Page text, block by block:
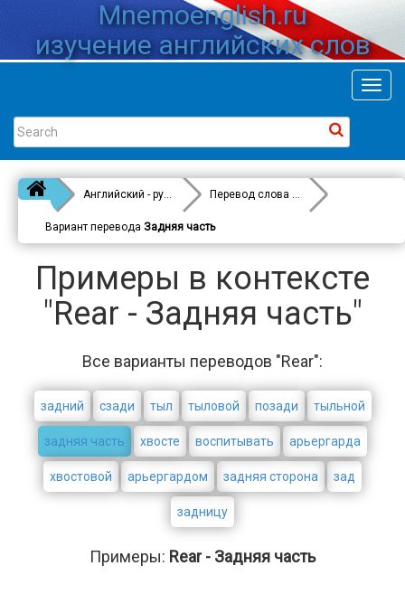
Mnemoenglish.ru
изучение английских слов
Английский - русский Перевод слова
Rear
Вариант перевода Задняя часть
Примеры в контексте
"Rear - Задняя часть"
Все варианты переводов "Rear":
задний сзади тыл тыловой позади тыльной
задняя часть хвосте воспитывать арьергарда
хвостовой арьергардом задняя сторона зад
задницу
Примеры: Rear - Задняя часть